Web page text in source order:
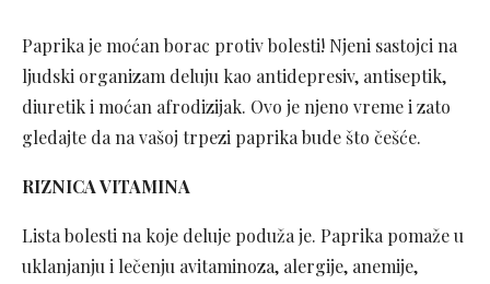
Paprika je moćan borac protiv bolesti! Njeni sastojci na
ljudski organizam deluju kao antidepresiv, antiseptik,
diuretik i moćan afrodizijak. Ovo je njeno vreme i zato
gledajte da na vašoj trpezi paprika bude što češće.
RIZNICA VITAMINA
Lista bolesti na koje deluje poduža je. Paprika pomaže u
uklanjanju i lečenju avitaminoza, alergije, anemije,